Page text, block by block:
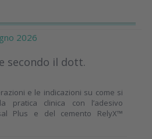
2026
secondo il dott.
e le indicazioni su come si
pratica clinica con l’adesivo
Plus e del cemento RelyX™